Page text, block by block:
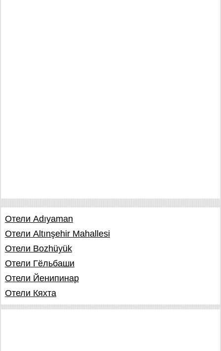
Отели Adıyaman
Отели Altınşehir Mahallesi
Отели Bozhüyük
Отели Гёльбаши
Отели Йенипинар
Отели Кяхта